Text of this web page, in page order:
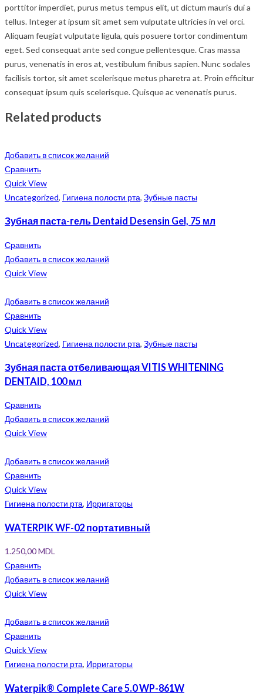
porttitor imperdiet, purus metus tempus elit, ut dictum mauris dui a
tellus. Integer at ipsum sit amet sem vulputate ultricies in vel orci.
Aliquam feugiat vulputate ligula, quis posuere tortor condimentum
eget. Sed consequat ante sed congue pellentesque. Cras massa
purus, venenatis in eros at, vestibulum finibus sapien. Nunc sodales
facilisis tortor, sit amet scelerisque metus pharetra at. Proin efficitur
consequat ipsum quis scelerisque. Quisque ac venenatis purus.
Related products
Добавить в список желаний
Сравнить
Quick View
Uncategorized, Гигиена полости рта, Зубные пасты
Зубная паста-гель Dentaid Desensin Gel, 75 мл
Сравнить
Добавить в список желаний
Quick View
Добавить в список желаний
Сравнить
Quick View
Uncategorized, Гигиена полости рта, Зубные пасты
Зубная паста отбеливающая VITIS WHITENING
DENTAID, 100 мл
Сравнить
Добавить в список желаний
Quick View
Добавить в список желаний
Сравнить
Quick View
Гигиена полости рта, Ирригаторы
WATERPIK WF-02 портативный
1.250,00MDL
Сравнить
Добавить в список желаний
Quick View
Добавить в список желаний
Сравнить
Quick View
Гигиена полости рта, Ирригаторы
Waterpik® Complete Care 5.0 WP-861W